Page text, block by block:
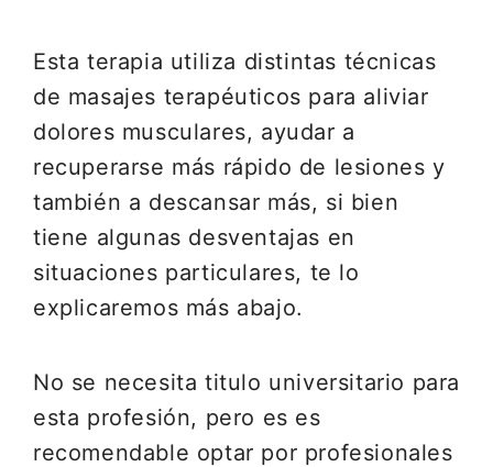
Esta terapia utiliza distintas técnicas
de masajes terapéuticos para aliviar
dolores musculares, ayudar a
recuperarse más rápido de lesiones y
también a descansar más, si bien
tiene algunas desventajas en
situaciones particulares, te lo
explicaremos más abajo.
No se necesita titulo universitario para
esta profesión, pero es es
recomendable optar por profesionales